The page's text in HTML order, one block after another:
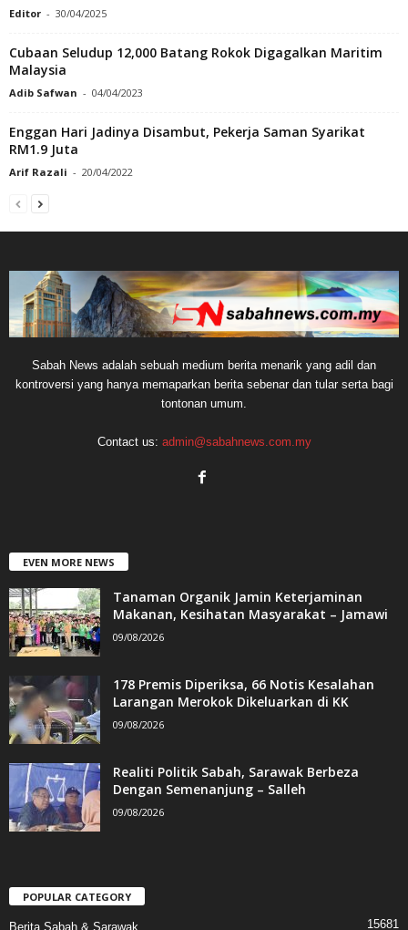
Editor - 30/04/2025
Cubaan Seludup 12,000 Batang Rokok Digagalkan Maritim
Malaysia
Adib Safwan - 04/04/2023
Enggan Hari Jadinya Disambut, Pekerja Saman Syarikat
RM1.9 Juta
Arif Razali - 20/04/2022
Sabah News adalah sebuah medium berita menarik yang adil dan
kontroversi yang hanya memaparkan berita sebenar dan tular serta bagi
tontonan umum.
Contact us: admin@sabahnews.com.my
EVEN MORE NEWS
Tanaman Organik Jamin Keterjaminan
Makanan, Kesihatan Masyarakat – Jamawi
09/08/2026
178 Premis Diperiksa, 66 Notis Kesalahan
Larangan Merokok Dikeluarkan di KK
09/08/2026
Realiti Politik Sabah, Sarawak Berbeza
Dengan Semenanjung – Salleh
09/08/2026
POPULAR CATEGORY
Berita Sabah & Sarawak 15681